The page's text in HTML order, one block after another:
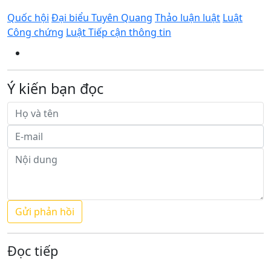
Quốc hội Đại biểu Tuyên Quang Thảo luận luật Luật
Công chứng Luật Tiếp cận thông tin
Ý kiến bạn đọc
Đọc tiếp